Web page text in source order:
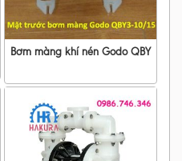
Bơm màng khí nén Godo QBY